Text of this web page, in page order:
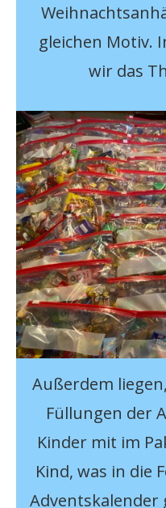
gleichen Motiv.
wir das
Außerdem
Füllungen der
Kinder mit im
Kind, was in die
Adventskalender